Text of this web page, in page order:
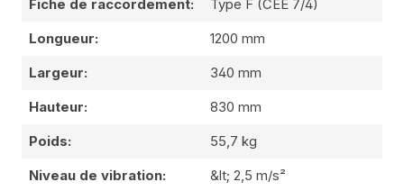
Fiche de raccordement: Type F (CEE 7/4)
Longueur: 1200 mm
Largeur: 340 mm
Hauteur: 830 mm
Poids: 55,7 kg
Niveau de vibration: &lt; 2,5 m/s²